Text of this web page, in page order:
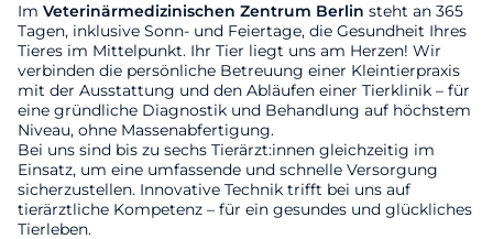
Im Veterinärmedizinischen Zentrum Berlin steht an 365
Tagen, inklusive Sonn- und Feiertage, die Gesundheit Ihres
Tieres im Mittelpunkt. Ihr Tier liegt uns am Herzen! Wir
verbinden die persönliche Betreuung einer Kleintierpraxis
mit der Ausstattung und den Abläufen einer Tierklinik – für
eine gründliche Diagnostik und Behandlung auf höchstem
Niveau, ohne Massenabfertigung.
Bei uns sind bis zu sechs Tierärzt:innen gleichzeitig im
Einsatz, um eine umfassende und schnelle Versorgung
sicherzustellen. Innovative Technik trifft bei uns auf
tierärztliche Kompetenz – für ein gesundes und glückliches
Tierleben.